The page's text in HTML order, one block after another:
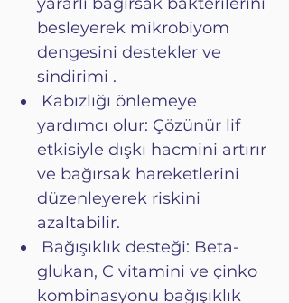
besleyerek mikrobiyom
dengesini destekler ve
sindirimi .
Kabızlığı önlemeye
yardımcı olur: Çözünür lif
etkisiyle dışkı hacmini artırır
ve bağırsak hareketlerini
düzenleyerek riskini
azaltabilir.
Bağışıklık desteği: Beta-
glukan, C vitamini ve çinko
kombinasyonu bağışıklık